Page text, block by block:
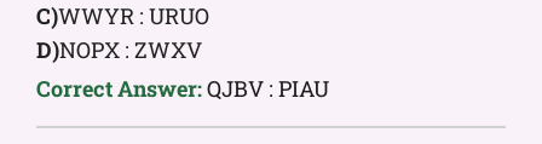
C)WWYR : URUO
D)NOPX : ZWXV
Correct Answer:QJBV : PIAU